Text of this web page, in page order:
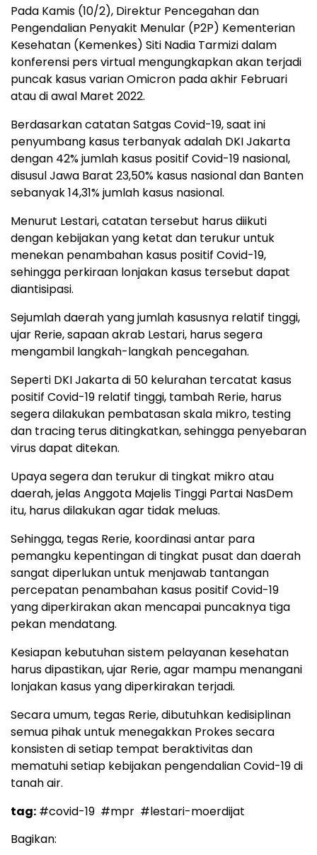
Pada Kamis (10/2), Direktur Pencegahan dan
Pengendalian Penyakit Menular (P2P) Kementerian
Kesehatan (Kemenkes) Siti Nadia Tarmizi dalam
konferensi pers virtual mengungkapkan akan terjadi
puncak kasus varian Omicron pada akhir Februari
atau di awal Maret 2022.
Berdasarkan catatan Satgas Covid-19, saat ini
penyumbang kasus terbanyak adalah DKI Jakarta
dengan 42% jumlah kasus positif Covid-19 nasional,
disusul Jawa Barat 23,50% kasus nasional dan Banten
sebanyak 14,31% jumlah kasus nasional.
Menurut Lestari, catatan tersebut harus diikuti
dengan kebijakan yang ketat dan terukur untuk
menekan penambahan kasus positif Covid-19,
sehingga perkiraan lonjakan kasus tersebut dapat
diantisipasi.
Sejumlah daerah yang jumlah kasusnya relatif tinggi,
ujar Rerie, sapaan akrab Lestari, harus segera
mengambil langkah-langkah pencegahan.
Seperti DKI Jakarta di 50 kelurahan tercatat kasus
positif Covid-19 relatif tinggi, tambah Rerie, harus
segera dilakukan pembatasan skala mikro, testing
dan tracing terus ditingkatkan, sehingga penyebaran
virus dapat ditekan.
Upaya segera dan terukur di tingkat mikro atau
daerah, jelas Anggota Majelis Tinggi Partai NasDem
itu, harus dilakukan agar tidak meluas.
Sehingga, tegas Rerie, koordinasi antar para
pemangku kepentingan di tingkat pusat dan daerah
sangat diperlukan untuk menjawab tantangan
percepatan penambahan kasus positif Covid-19
yang diperkirakan akan mencapai puncaknya tiga
pekan mendatang.
Kesiapan kebutuhan sistem pelayanan kesehatan
harus dipastikan, ujar Rerie, agar mampu menangani
lonjakan kasus yang diperkirakan terjadi.
Secara umum, tegas Rerie, dibutuhkan kedisiplinan
semua pihak untuk menegakkan Prokes secara
konsisten di setiap tempat beraktivitas dan
mematuhi setiap kebijakan pengendalian Covid-19 di
tanah air.
tag: #covid-19 #mpr #lestari-moerdijat
Bagikan: